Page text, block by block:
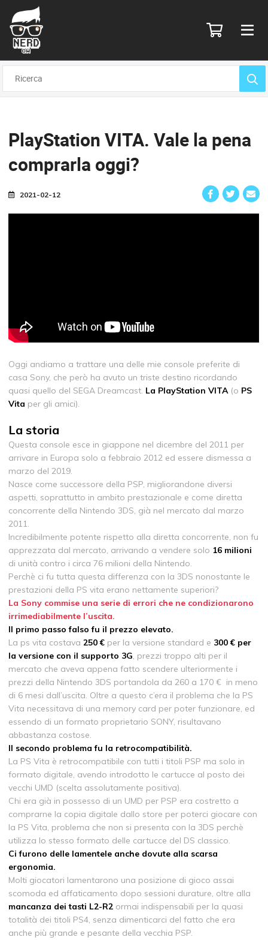
PlayStation VITA.Vale la pena
comprarla oggi?
2021-02-12
Oggi andiamo a trattare una delle mie console preferite di
casa Sony, che però ha avuto un triste destino ricordando
quasi quello del SEGA Dreamcast. La PlayStation VITA(o PS
Vita per gli amici).
La storia
Questa console esce in giappone nel dicembre del 2011 per
arrivare in Europa solo a febbraio 2012 ed essere dismessa a
marzo del 2019.
Nasce come successore della PSP, migliorandone diversi
aspetti, soprattutto in ambito prestazionale e come diretta
concorrente della Nintendo 3DS, già nel mercato dal marzo
2011.
Incredibilmente potente rispetto alla diretta concorrente, non fu
apprezzata dal mercato, arrivando a vendere solo 16 milioni
di unità contro i circa 76 milioni della Nintendo.
Perchè ci fu tutta questa differenza con la 3DS nonostante le
prestazioni della PS vita erano nettamente superiori?
La Sony commise una serie di errori che ne condizionarono
irrimediabilmente l’uscita.
Il primo passo falso fu il prezzo elevato.
La ps vita costava250 € per la versione standard e 300 € per
la versione con il supporto 3G, prezzi troppo alti per il
mercato che aveva appena fatto scendere ulteriormente i
prezzi della Nintendo 3DS portandola da 260 a 170 € in meno
di 6 mesi dall’uscita. Oltre a questo c’era il problema che la PS
Vita necessitava di una memory card per poter funzionare, ed
essendo di un formato proprietario SONY, risultavano
abbastanza costose.
Il secondo problema fu la retrocompatibilità.
La PS Vita è retrocompatibile con tutti i titoli PSP ma solo in
formato digitale, avendo introdotto le cartucce al posto dei
vecchi UMD (scelta assolutamente positiva).
Chi era già in possesso di un UMD per PSP era costretto a
comprarne la copia digitale dallo store per poterci giocare con
la PS Vita, problema che non si presenta con la 3DS perchè
utilizza lo stesso formato delle cartucce del DS classico.
Ci furono delle lamentele anche dovute alla scarsa
ergonomia.
Molti giocatori lamentarono una posizione di gioco assai
scomoda ed affaticamento dopo sessioni durature, oltre alla
mancanza dei tasti L2-R2 ormai indispensabili per la quasi
totalità dei titoli PS4, senza dimenticarci del fatto che era
anche più grande e pesante della vecchia PSP.